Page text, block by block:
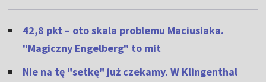
42,8 pkt – oto skala problemu Maciusiaka.
"Magiczny Engelberg" to mit
Nie na tę "setkę" już czekamy. W Klingenthal